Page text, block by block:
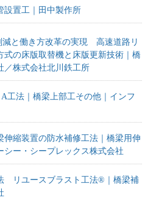
設置工｜田中製作所
減と働き方改革の実現 高速道路リ
式の床版取替機と床版更新技術｜橋
／株式会社北川鉄工所
法｜橋梁上部工その他｜インフ
伸縮装置の防水補修工法｜橋梁用伸
ー・シープレックス株式会社
リユースブラスト工法®｜橋梁補